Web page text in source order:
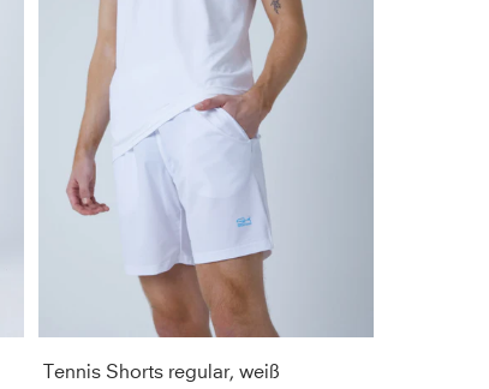
Tennis Shorts regular, weiß